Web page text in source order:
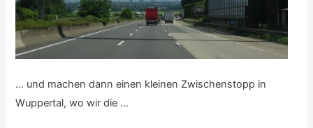
… und machen dann einen kleinen Zwischenstopp in
Wuppertal, wo wir die …